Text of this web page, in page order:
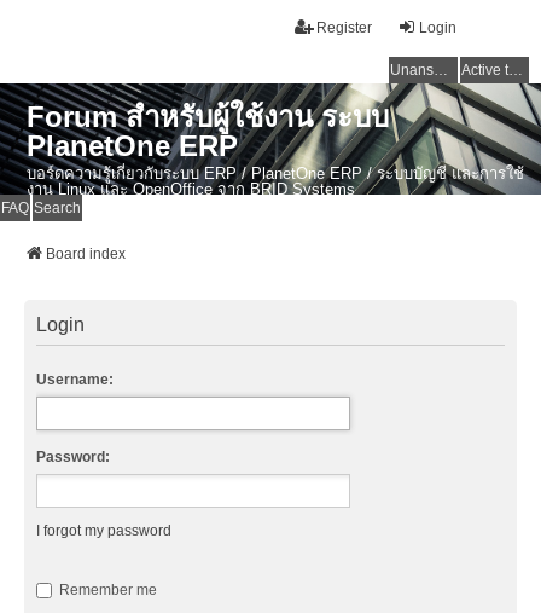
Login
Register
Unanswered topics Active topics
Forum สำหรับผู้ใช้งาน ระบบ
PlanetOne ERP
บอร์ดความรู้เกี่ยวกับระบบ ERP / PlanetOne ERP / ระบบบัญชี และการใช้
งาน Linux และ OpenOffice จาก BRID Systems
FAQ Search
Board index
Login
Username:
Password:
I forgot my password
Remember me